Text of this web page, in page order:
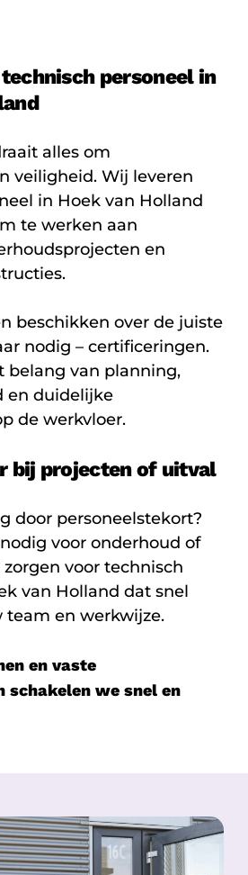
personeel in
alles om
veiligheid. Wij leveren
in Hoek van Holland
te werken aan
en
beschikken over de juiste
nodig – certificeringen.
belang van planning,
en duidelijke
de werkvloer.
bij projecten of uitval
door personeelstekort?
voor onderhoud of
voor technisch
van Holland dat snel
team en werkwijze.
en vaste
schakelen we snel en